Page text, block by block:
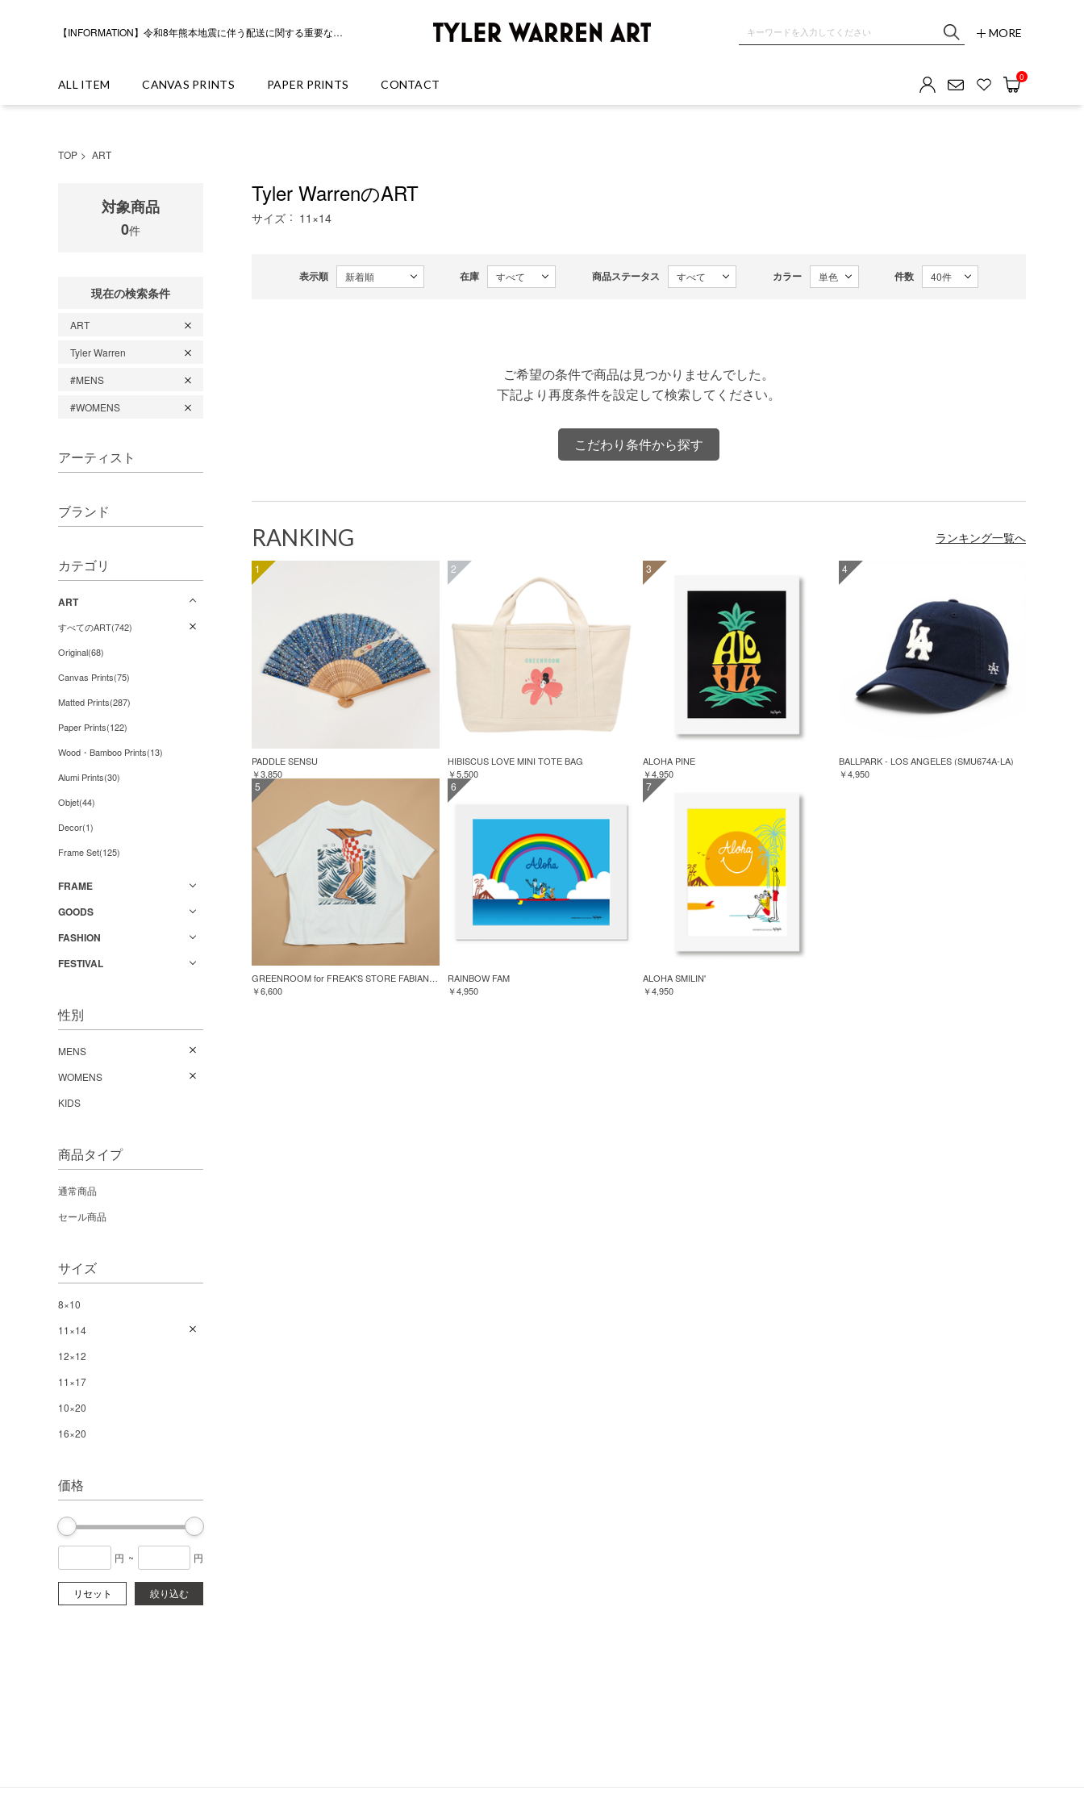
【INFORMATION】令和8年熊本地震に伴う配送に関する重要なお知らせ GREENROOM GALLERY MORE
ALL ITEM CANVAS PRINTS PAPER PRINTS CONTACT
0
TOP ART
対象商品
0件
現在の検索条件
ART
Tyler Warren
#MENS
#WOMENS
アーティスト
ブランド
カテゴリ
ART
すべてのART(742)
Original(68)
Canvas Prints(75)
Matted Prints(287)
Paper Prints(122)
Wood・Bamboo Prints(13)
Alumi Prints(30)
Objet(44)
Decor(1)
Frame Set(125)
FRAME
GOODS
FASHION
FESTIVAL
性別
MENS
WOMENS
KIDS
商品タイプ
通常商品
セール商品
サイズ
8×10
11×14
12×12
11×17
10×20
16×20
価格
円 ~ 円
リセット 絞り込む
Tyler WarrenのART
サイズ 11×14
表示順 在庫 商品ステータス カラー 件数
ご希望の条件で商品は見つかりませんでした。
下記より再度条件を設定して検索してください。
こだわり条件から探す
RANKING ランキング一覧へ
1
PADDLE SENSU
￥3,850
2
HIBISCUS LOVE MINI TOTE BAG
￥5,500
3
ALOHA PINE
￥4,950
4
BALLPARK - LOS ANGELES (SMU674A-LA)
￥4,950
5
GREENROOM for FREAK'S STORE FABIAN LAVATER S/S TEE
￥6,600
6
RAINBOW FAM
￥4,950
7
ALOHA SMILIN'
￥4,950